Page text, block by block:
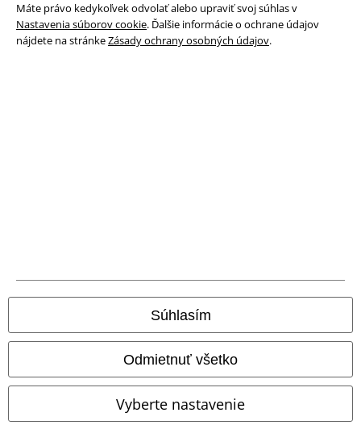
Máte právo kedykoľvek odvolať alebo upraviť svoj súhlas v
Nastavenia súborov cookie. Ďalšie informácie o ochrane údajov
nájdete na stránkeZásady ochrany osobných údajov.
Súhlasím
Odmietnuť všetko
Vyberte nastavenie
Spôsoby platby
A Warner Music Group Company